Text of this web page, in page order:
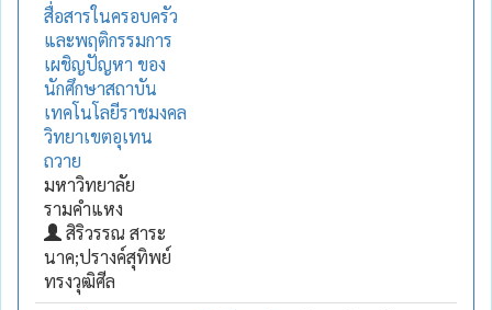
สื่อสารในครอบครัว
และพฤติกรรมการ
เผชิญปัญหา ของ
นักศึกษาสถาบัน
เทคโนโลยีราชมงคล
วิทยาเขตอุเทน
ถวาย
มหาวิทยาลัย
รามคำแหง
สิริวรรณ สาระ
นาค;ปรางค์สุทิพย์
ทรงวุฒิศีล